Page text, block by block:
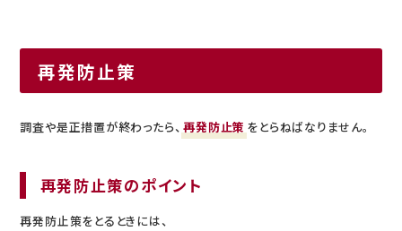
再発防止策
調査や是正措置が終わったら、 再発防止策 をとらねばなりません。
再発防止策のポイント
再発防止策をとるときには、